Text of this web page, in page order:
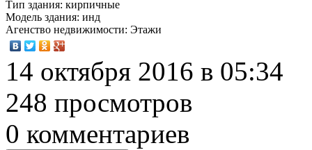
Тип здания: кирпичные
Модель здания: инд
Агенство недвижимости: Этажи
14 октября 2016 в 05:34
248 просмотров
0 комментариев